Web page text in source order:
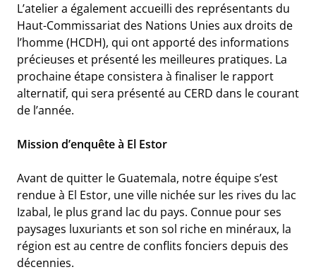
L’atelier a également accueilli des représentants du
Haut-Commissariat des Nations Unies aux droits de
l’homme (HCDH), qui ont apporté des informations
précieuses et présenté les meilleures pratiques. La
prochaine étape consistera à finaliser le rapport
alternatif, qui sera présenté au CERD dans le courant
de l’année.
Mission d’enquête à El Estor
Avant de quitter le Guatemala, notre équipe s’est
rendue à El Estor, une ville nichée sur les rives du lac
Izabal, le plus grand lac du pays. Connue pour ses
paysages luxuriants et son sol riche en minéraux, la
région est au centre de conflits fonciers depuis des
décennies.